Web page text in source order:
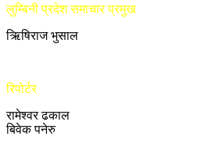
लुम्बिनी प्रदेश समाचार प्रमुख
ऋिषिराज भुसाल
रिपोर्टर
रामेश्वर ढकाल
बिवेक पनेरु